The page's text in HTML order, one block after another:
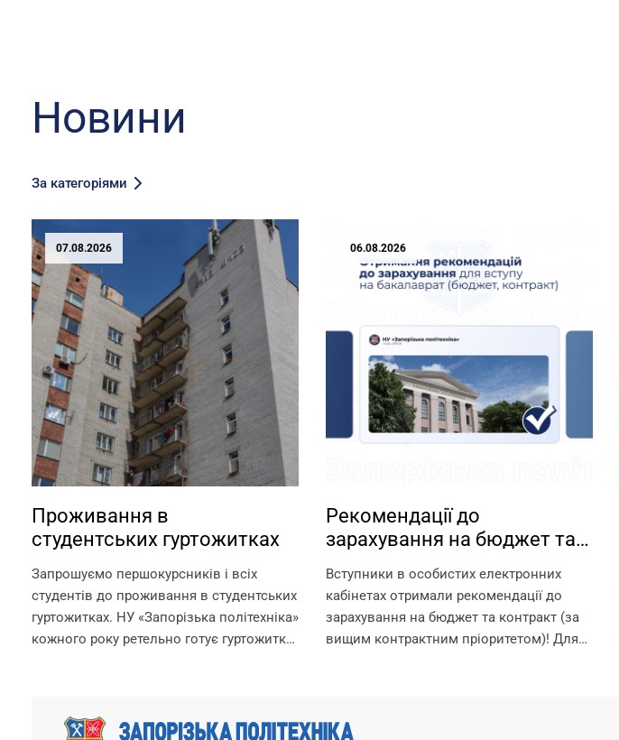
Новини
За категоріями
07.08.2026
Проживання в
студентських гуртожитках
Запрошуємо першокурсників і всіх
студентів до проживання в студентських
гуртожитках. НУ «Запорізька політехніка»
кожного року ретельно готує гуртожитки
гуртожитках студентів, а також їх...
06.08.2026
Рекомендації до
зарахування на бюджет та
контракт
Вступники в особистих електронних
кабінетах отримали рекомендації до
зарахування на бюджет та контракт (за
вищим контрактним пріоритетом)! Для
вибір місце...